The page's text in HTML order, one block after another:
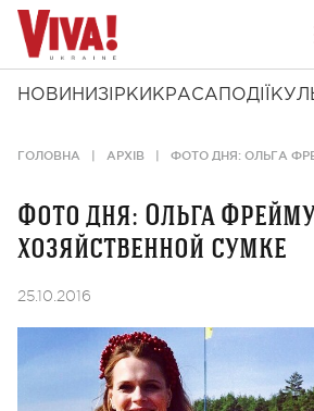
НОВИНИ ЗІРКИ КРАСА ПОДІЇ
ГОЛОВНА АРХІВ ФОТО ДНЯ: ОЛЬГА
Фото дня: Ольга
хозяйственной сумке
25.10.2016